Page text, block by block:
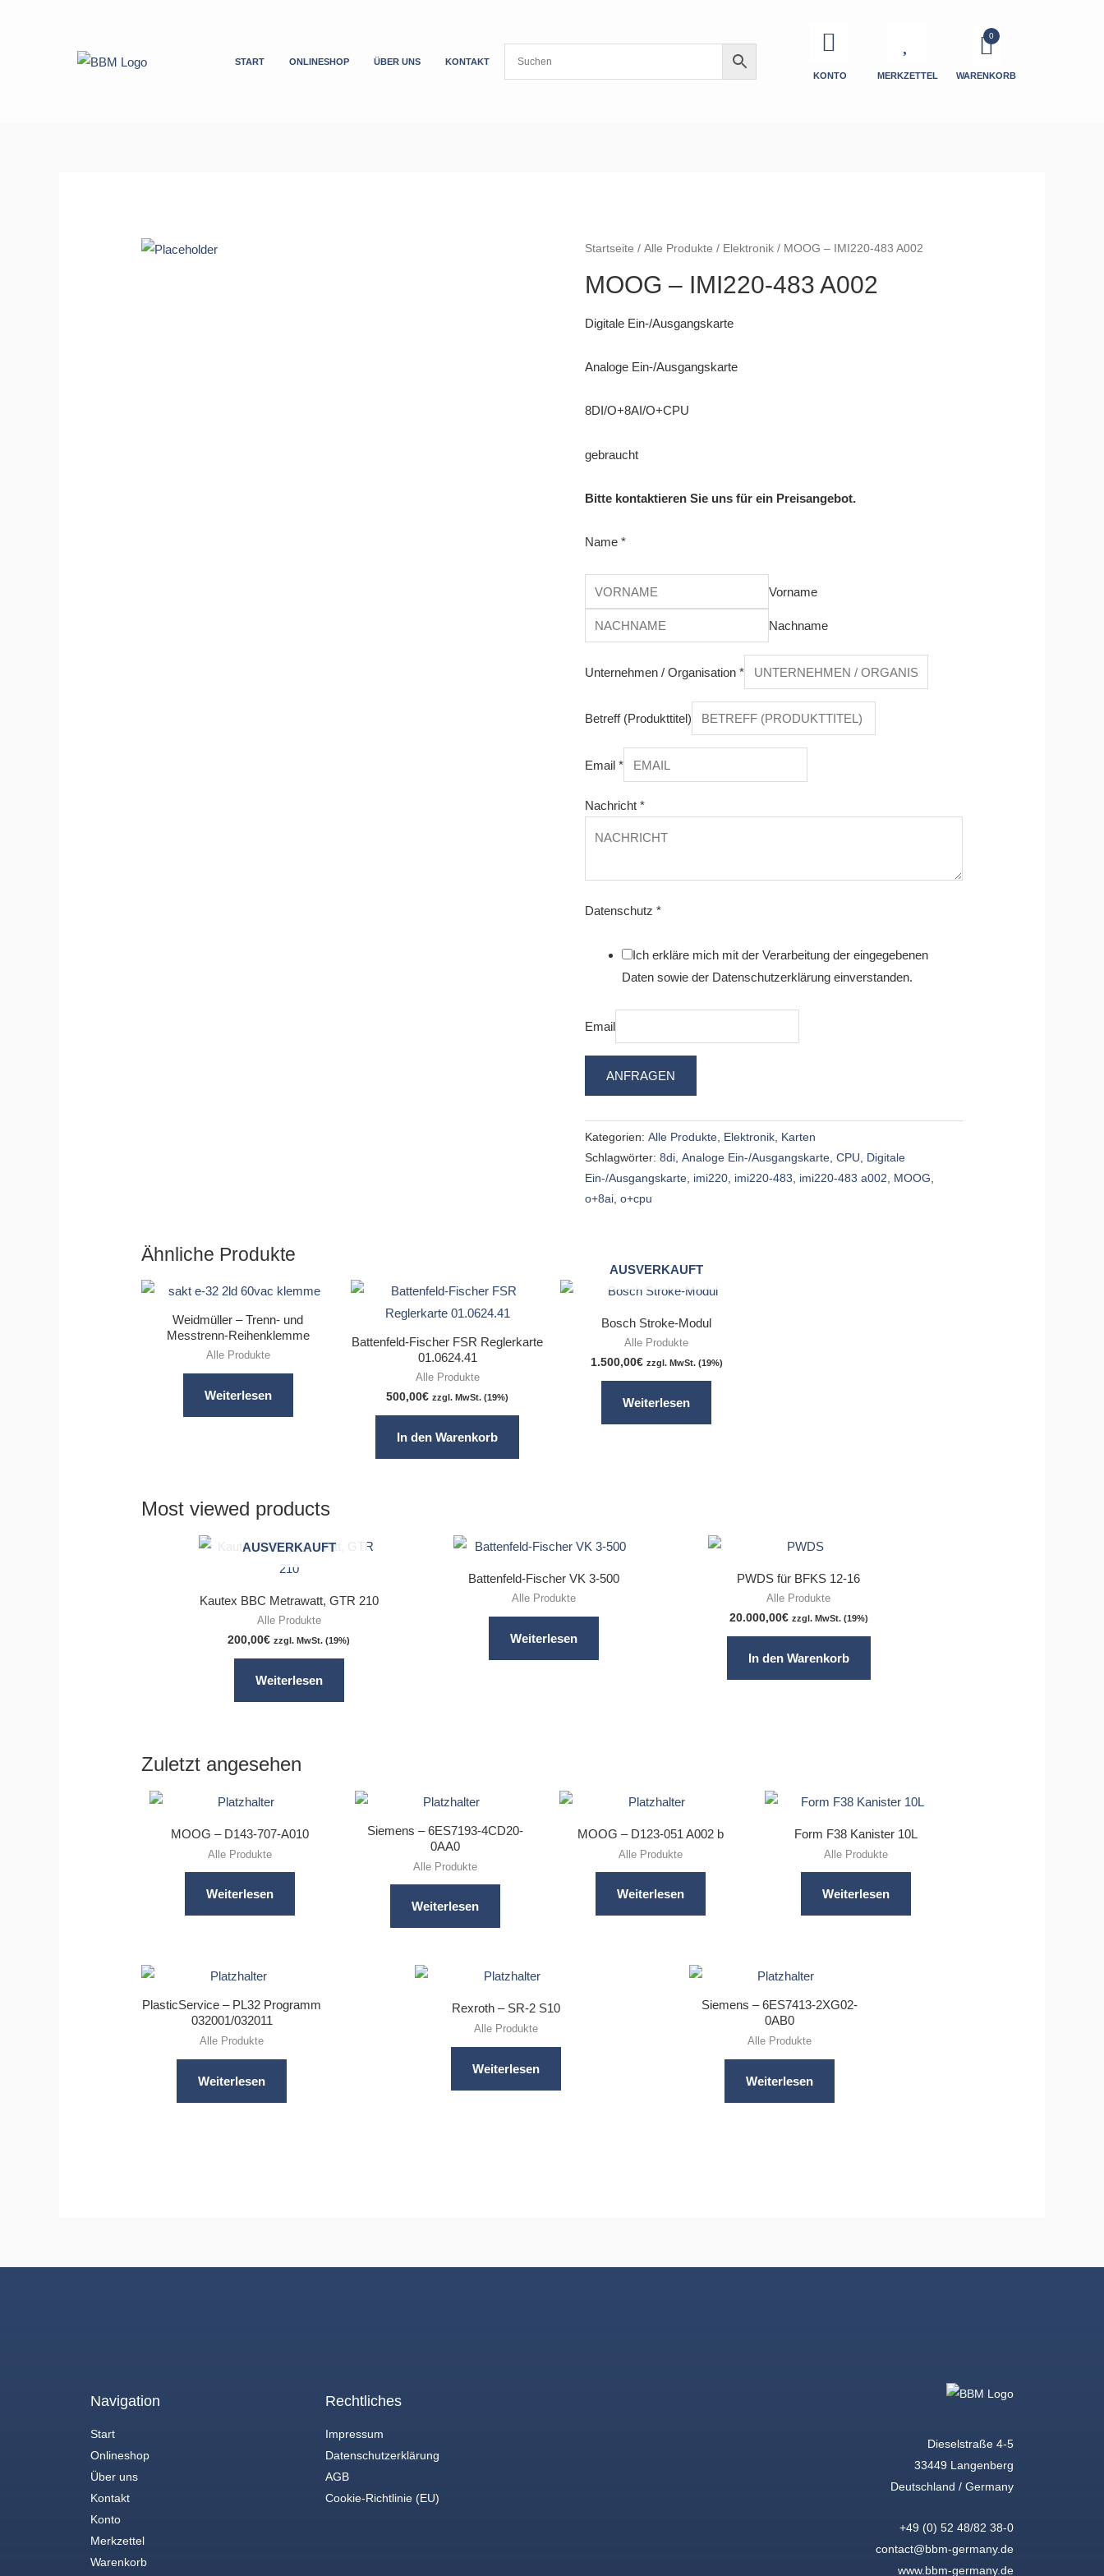
START ONLINESHOP ÜBER UNS
KONTAKT
KONTO
MERKZETTEL WARENKORB
Startseite / Alle Produkte / Elektronik / MOOG – IMI220-483 A002
MOOG – IMI220-483 A002
Digitale Ein-/Ausgangskarte
Analoge Ein-/Ausgangskarte
8DI/O+8AI/O+CPU
gebraucht
Bitte kontaktieren Sie uns für ein Preisangebot.
Name *
Vorname
Nachname
Unternehmen / Organisation *
Betreff (Produkttitel)
Email *
Nachricht *
Datenschutz *
Ich erkläre mich mit der Verarbeitung der eingegebenen
Daten sowie der Datenschutzerklärung einverstanden.
Email
ANFRAGEN
Kategorien: Alle Produkte, Elektronik, Karten
Schlagwörter: 8di, Analoge Ein-/Ausgangskarte, CPU, Digitale
Ein-/Ausgangskarte, imi220, imi220-483, imi220-483 a002, MOOG,
o+8ai, o+cpu
Ähnliche Produkte
Weidmüller – Trenn- und
Messtrenn-Reihenklemme
Alle Produkte
Weiterlesen
Battenfeld-Fischer FSR Reglerkarte
01.0624.41
Alle Produkte
500,00€ zzgl. MwSt. (19%)
In den Warenkorb
AUSVERKAUFT
Bosch Stroke-Modul
Alle Produkte
1.500,00€ zzgl. MwSt. (19%)
Weiterlesen
Most viewed products
AUSVERKAUFT
Kautex BBC Metrawatt, GTR 210
Alle Produkte
200,00€ zzgl. MwSt. (19%)
Weiterlesen
Battenfeld-Fischer VK 3-500
Alle Produkte
Weiterlesen
PWDS für BFKS 12-16
Alle Produkte
20.000,00€ zzgl. MwSt. (19%)
In den Warenkorb
Zuletzt angesehen
MOOG – D143-707-A010
Alle Produkte
Weiterlesen
Siemens – 6ES7193-4CD20-
0AA0
Alle Produkte
Weiterlesen
MOOG – D123-051 A002 b
Alle Produkte
Weiterlesen
Form F38 Kanister 10L
Alle Produkte
Weiterlesen
PlasticService – PL32 Programm
032001/032011
Alle Produkte
Weiterlesen
Rexroth – SR-2 S10
Alle Produkte
Weiterlesen
Siemens – 6ES7413-2XG02-
0AB0
Alle Produkte
Weiterlesen
Navigation
Start
Onlineshop
Über uns
Kontakt
Konto
Merkzettel
Warenkorb
Rechtliches
Impressum
Datenschutzerklärung
AGB
Cookie-Richtlinie (EU)
Dieselstraße 4-5
33449 Langenberg
Deutschland / Germany
+49 (0) 52 48/82 38-0
contact@bbm-germany.de
www.bbm-germany.de